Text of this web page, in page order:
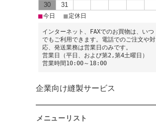
30
31
■今日 ■ 定休日
インターネット、FAXでのお買物は、いつ
でもご利用できます。電話でのご注文や対
応、発送業務は営業日のみです。
営業日（平日、および第2,第4土曜日）
営業時間10:00～18:00
企業向け縫製サービス
メニューリスト